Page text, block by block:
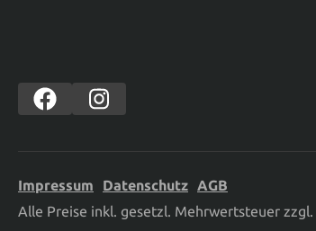
Impressum Datenschutz AGB
Alle Preise inkl. gesetzl. Mehrwertsteuer zzgl.